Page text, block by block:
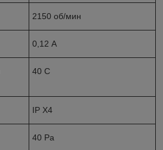
2150 об/мин
0,12 А
40 C
IP X4
40 Pa